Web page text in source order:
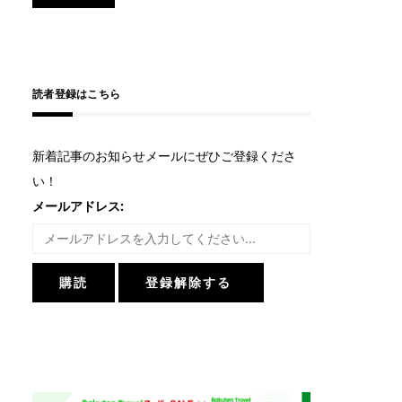
読者登録はこちら
新着記事のお知らせメールにぜひご登録くださ
い！
メールアドレス: